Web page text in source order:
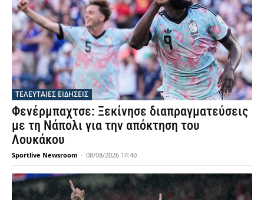
ΤΕΛΕΥΤΑΙΕΣ ΕΙΔΗΣΕΙΣ
Φενέρμπαχτσε: Ξεκίνησε διαπραγματεύσεις
με τη Νάπολι για την απόκτηση του
Λουκάκου
Sportlive Newsroom - 08/08/2026 14:40